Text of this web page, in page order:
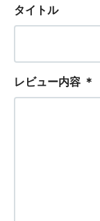
タイトル
レビュー内容 ＊